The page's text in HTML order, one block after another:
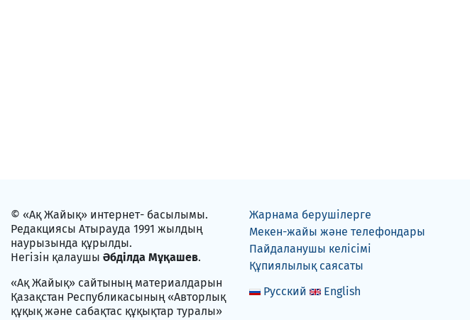
© «Ақ Жайық» интернет- басылымы.
Редакциясы Атырауда 1991 жылдың
наурызында құрылды.
Негізін қалаушы Әбділда Мұқашев.
«Ақ Жайық» сайтының материалдарын
Қазақстан Республикасының «Авторлық
құқық және сабақтас құқықтар туралы»
Жарнама берушілерге
Мекен-жайы және телефондары
Пайдаланушы келісімі
Құпиялылық саясаты
Русский
English